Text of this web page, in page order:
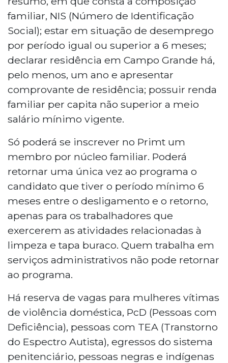
familiar, NIS (Número de Identificação
Social); estar em situação de desemprego
por período igual ou superior a 6 meses;
declarar residência em Campo Grande há,
pelo menos, um ano e apresentar
comprovante de residência; possuir renda
familiar per capita não superior a meio
salário mínimo vigente.
Só poderá se inscrever no Primt um
membro por núcleo familiar. Poderá
retornar uma única vez ao programa o
candidato que tiver o período mínimo 6
meses entre o desligamento e o retorno,
apenas para os trabalhadores que
exercerem as atividades relacionadas à
limpeza e tapa buraco. Quem trabalha em
serviços administrativos não pode retornar
ao programa.
Há reserva de vagas para mulheres vítimas
de violência doméstica, PcD (Pessoas com
Deficiência), pessoas com TEA (Transtorno
do Espectro Autista), egressos do sistema
penitenciário, pessoas negras e indígenas